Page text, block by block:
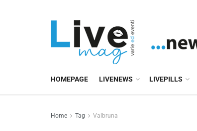
HOMEPAGE LIVENEWS LIVEPILLS
Home Tag Valbruna